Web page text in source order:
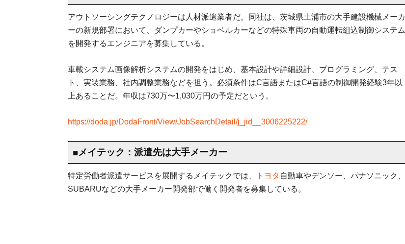
アウトソーシングテクノロジーは人材派遣業者だ。同社は、茨城県土浦市の大手建設機械メーカ
ーの新規部署において、ダンプカーやショベルカーなどの特殊車両の自動運転組込制御システム
を開発するエンジニアを募集している。
車載システム画像解析システムの開発をはじめ、基本設計や詳細設計、プログラミング、テス
ト、実装業務、社内調整業務などを担う。必須条件はC言語またはC#言語の制御開発経験3年以
上あることだ。年収は730万〜1,030万円の予定だという。
https://doda.jp/DodaFront/View/JobSearchDetail/j_jid__3006225222/
■メイテック：派遣先は大手メーカー
特定労働者派遣サービスを展開するメイテックでは、 トヨタ 自動車やデンソー、パナソニック、
SUBARUなどの大手メーカー開発部で働く開発者を募集している。